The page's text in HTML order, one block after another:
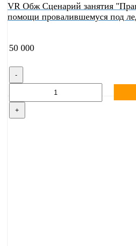
VR Обж Сценарий занятия
помощи провалившемуся под
50 000
-
+